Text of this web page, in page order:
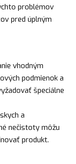
problémov
pred úplným
vhodným
podmienok a
špeciálne
a
nečistoty môžu
produkt.